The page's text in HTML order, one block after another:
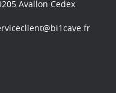
Avallon Cedex